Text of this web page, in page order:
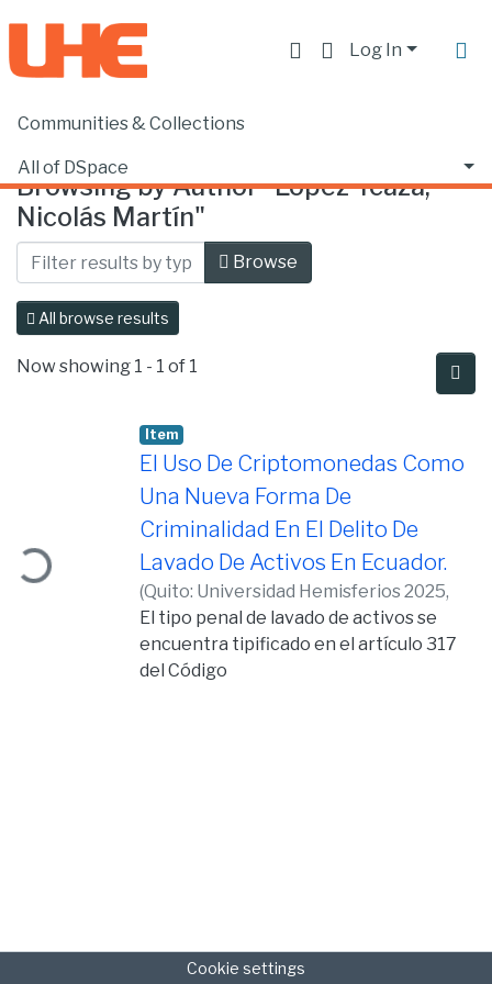
Log In
Communities & Collections
All of DSpace
Home Browse by Author
Browsing by Author "López Ycaza,
Nicolás Martín"
Browse
All browse results
Now showing 1 - 1 of 1
Item
El Uso De Criptomonedas Como
Una Nueva Forma De
Criminalidad En El Delito De
Lavado De Activos En Ecuador.
(Quito: Universidad Hemisferios 2025,
2025-10-29) López Ycaza, Nicolás
Martín
El tipo penal de lavado de activos se
encuentra tipificado en el artículo 317
del Código
análisis concreto de los elementos
Cookie settings